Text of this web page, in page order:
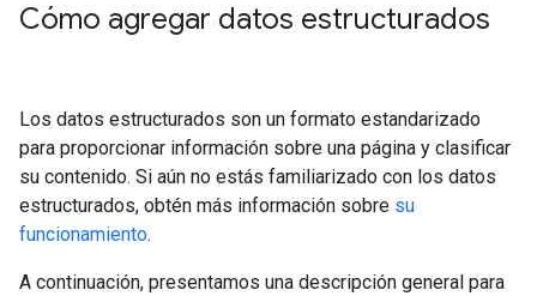
Cómo agregar datos estructurados
Los datos estructurados son un formato estandarizado
para proporcionar información sobre una página y clasificar
su contenido. Si aún no estás familiarizado con los datos
estructurados, obtén más información sobre su
funcionamiento.
A continuación, presentamos una descripción general para